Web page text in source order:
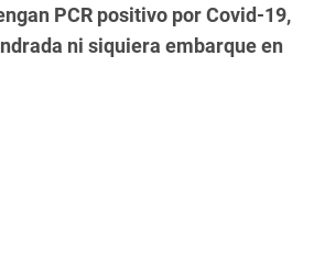
PCR positivo por Covid-19,
ni siquiera embarque en